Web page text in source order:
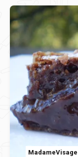
MadameVisage